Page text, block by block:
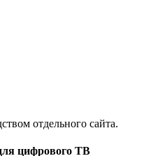
отдельного сайта.
цифрового ТВ